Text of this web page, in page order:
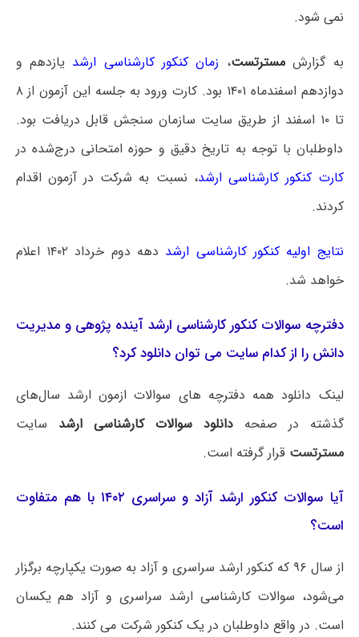
نمی شود.
به گزارشمسترتست، زمان کنکور کارشناسی ارشد یازدهم و
دوازدهم اسفندماه ۱۴۰۱ بود. کارت ورود به جلسه این آزمون از ۸
تا ۱۰ اسفند از طریق سایت سازمان سنجش قابل دریافت بود.
داوطلبان با توجه به تاریخ دقیق و حوزه امتحانی درج‌شده در
کارت کنکور کارشناسی ارشد، نسبت به شرکت در آزمون اقدام
کردند.
نتایج اولیه کنکور کارشناسی ارشد
دهه دوم خرداد ۱۴۰۲ اعلام
خواهد شد.
دفترچه سوالات کنکور کارشناسی ارشد آینده پژوهی و مدیریت
دانش را از کدام سایت می توان دانلود کرد؟
لینک دانلود همه دفترچه های سوالات ازمون ارشد سال‌های
گذشته در صفحه
دانلود سوالات کارشناسی ارشد
سایت
مسترتست قرار گرفته است.
آیا سوالات کنکور ارشد آزاد و سراسری ۱۴۰۲ با هم متفاوت
است؟
از سال ۹۶ که کنکور ارشد سراسری و آزاد به صورت یکپارچه برگزار
می‌شود، سوالات کارشناسی ارشد سراسری و آزاد هم یکسان
است. در واقع داوطلبان در یک کنکور شرکت می کنند.